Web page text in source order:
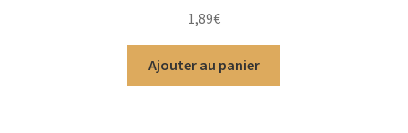
sur 5
1,89€
Ajouter au panier